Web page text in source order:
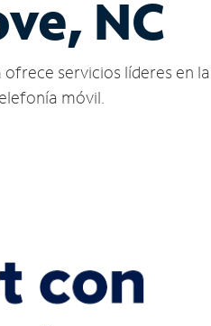
NC
servicios líderes en
móvil.